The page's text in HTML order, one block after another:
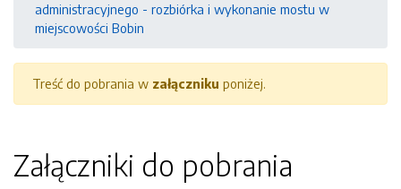
administracyjnego - rozbiórka i wykonanie mostu w
miejscowości Bobin
Treść do pobrania w załączniku poniżej.
Załączniki do pobrania